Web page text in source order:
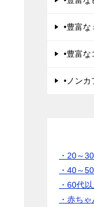
•豊富
•豊富
•ノンカ
・20～
・40～
・60代
・赤ち